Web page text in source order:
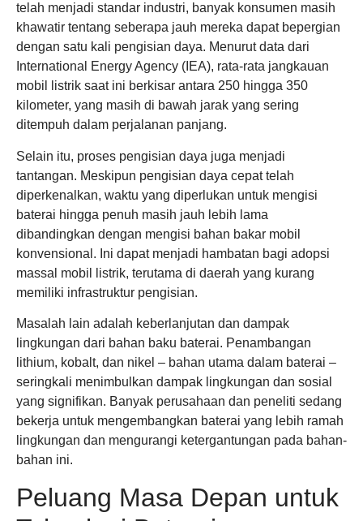
telah menjadi standar industri, banyak konsumen masih
khawatir tentang seberapa jauh mereka dapat bepergian
dengan satu kali pengisian daya. Menurut data dari
International Energy Agency (IEA), rata-rata jangkauan
mobil listrik saat ini berkisar antara 250 hingga 350
kilometer, yang masih di bawah jarak yang sering
ditempuh dalam perjalanan panjang.
Selain itu, proses pengisian daya juga menjadi
tantangan. Meskipun pengisian daya cepat telah
diperkenalkan, waktu yang diperlukan untuk mengisi
baterai hingga penuh masih jauh lebih lama
dibandingkan dengan mengisi bahan bakar mobil
konvensional. Ini dapat menjadi hambatan bagi adopsi
massal mobil listrik, terutama di daerah yang kurang
memiliki infrastruktur pengisian.
Masalah lain adalah keberlanjutan dan dampak
lingkungan dari bahan baku baterai. Penambangan
lithium, kobalt, dan nikel – bahan utama dalam baterai –
seringkali menimbulkan dampak lingkungan dan sosial
yang signifikan. Banyak perusahaan dan peneliti sedang
bekerja untuk mengembangkan baterai yang lebih ramah
lingkungan dan mengurangi ketergantungan pada bahan-
bahan ini.
Peluang Masa Depan untuk